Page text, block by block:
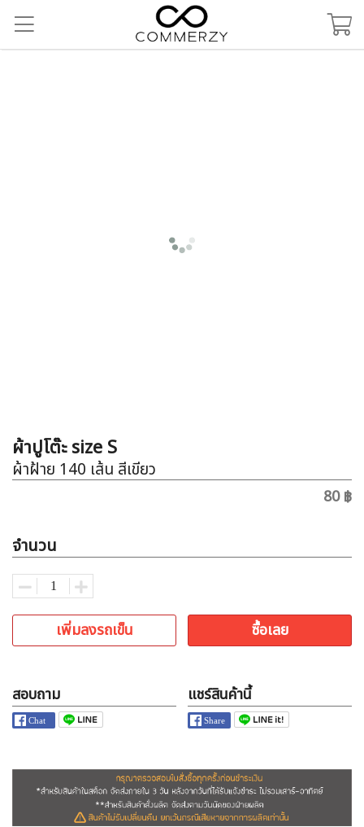
ผ้าปูโต๊ะ size S
ผ้าฝ้าย 140 เส้น สีเขียว
80 ฿
จำนวน
เพิ่มลงรถเข็น ซื้อเลย
สอบถาม แชร์สินค้านี้